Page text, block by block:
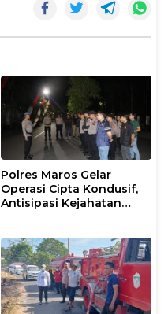
Polres Maros Gelar
Operasi Cipta Kondusif,
Antisipasi Kejahatan